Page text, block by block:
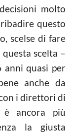
molto
questo
scelse di fare
scelta –
anni quasi per
anche da
i direttori di
è ancora più
la giusta